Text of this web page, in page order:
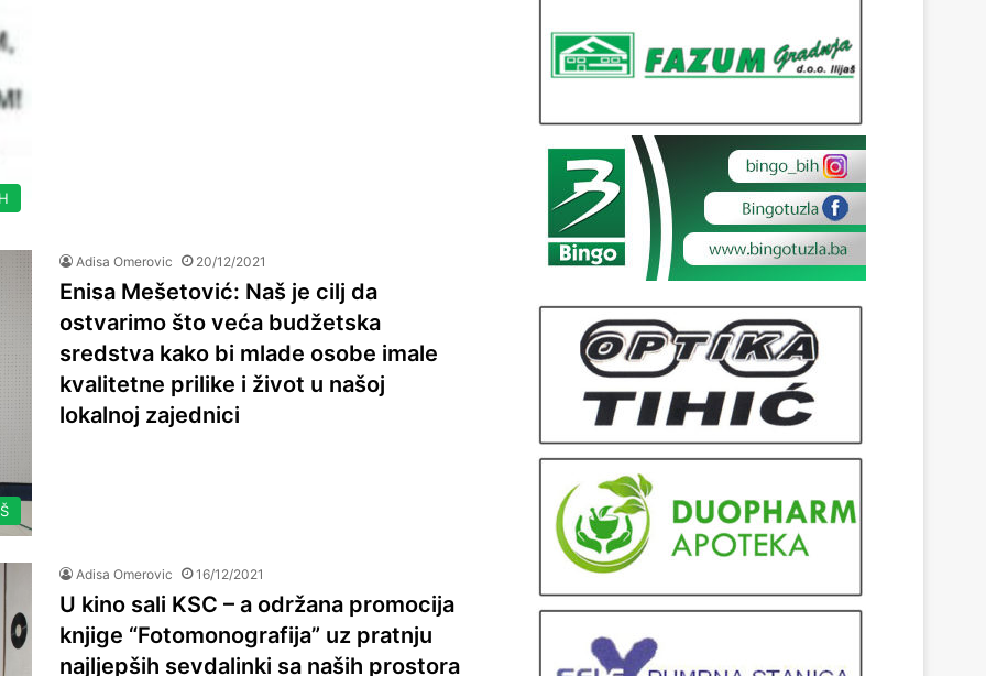
Adisa Omerovic 20/12/2021
Enisa Mešetović: Naš je cilj da
ostvarimo što veća budžetska
sredstva kako bi mlade osobe imale
kvalitetne prilike i život u našoj
lokalnoj zajednici
Adisa Omerovic 16/12/2021
U kino sali KSC – a održana promocija
knjige “Fotomonografija” uz pratnju
najljepših sevdalinki sa naših prostora